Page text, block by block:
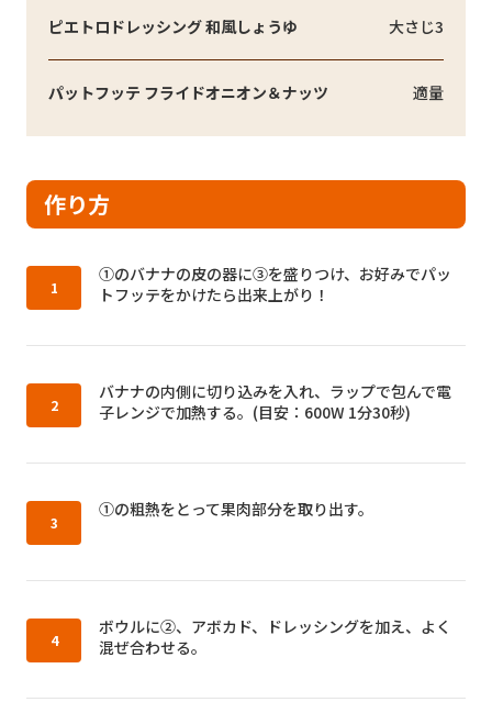
ピエトロドレッシング 和風しょうゆ 大さじ3
パットフッテ フライドオニオン＆ナッツ 適量
作り方
作り方1：
①のバナナの皮の器に③を盛りつけ、お好みでパッ
トフッテをかけたら出来上がり！
作り方2：
バナナの内側に切り込みを入れ、ラップで包んで電
子レンジで加熱する。(目安：600W 1分30秒)
作り方3：
①の粗熱をとって果肉部分を取り出す。
作り方4：
ボウルに②、アボカド、ドレッシングを加え、よく
混ぜ合わせる。